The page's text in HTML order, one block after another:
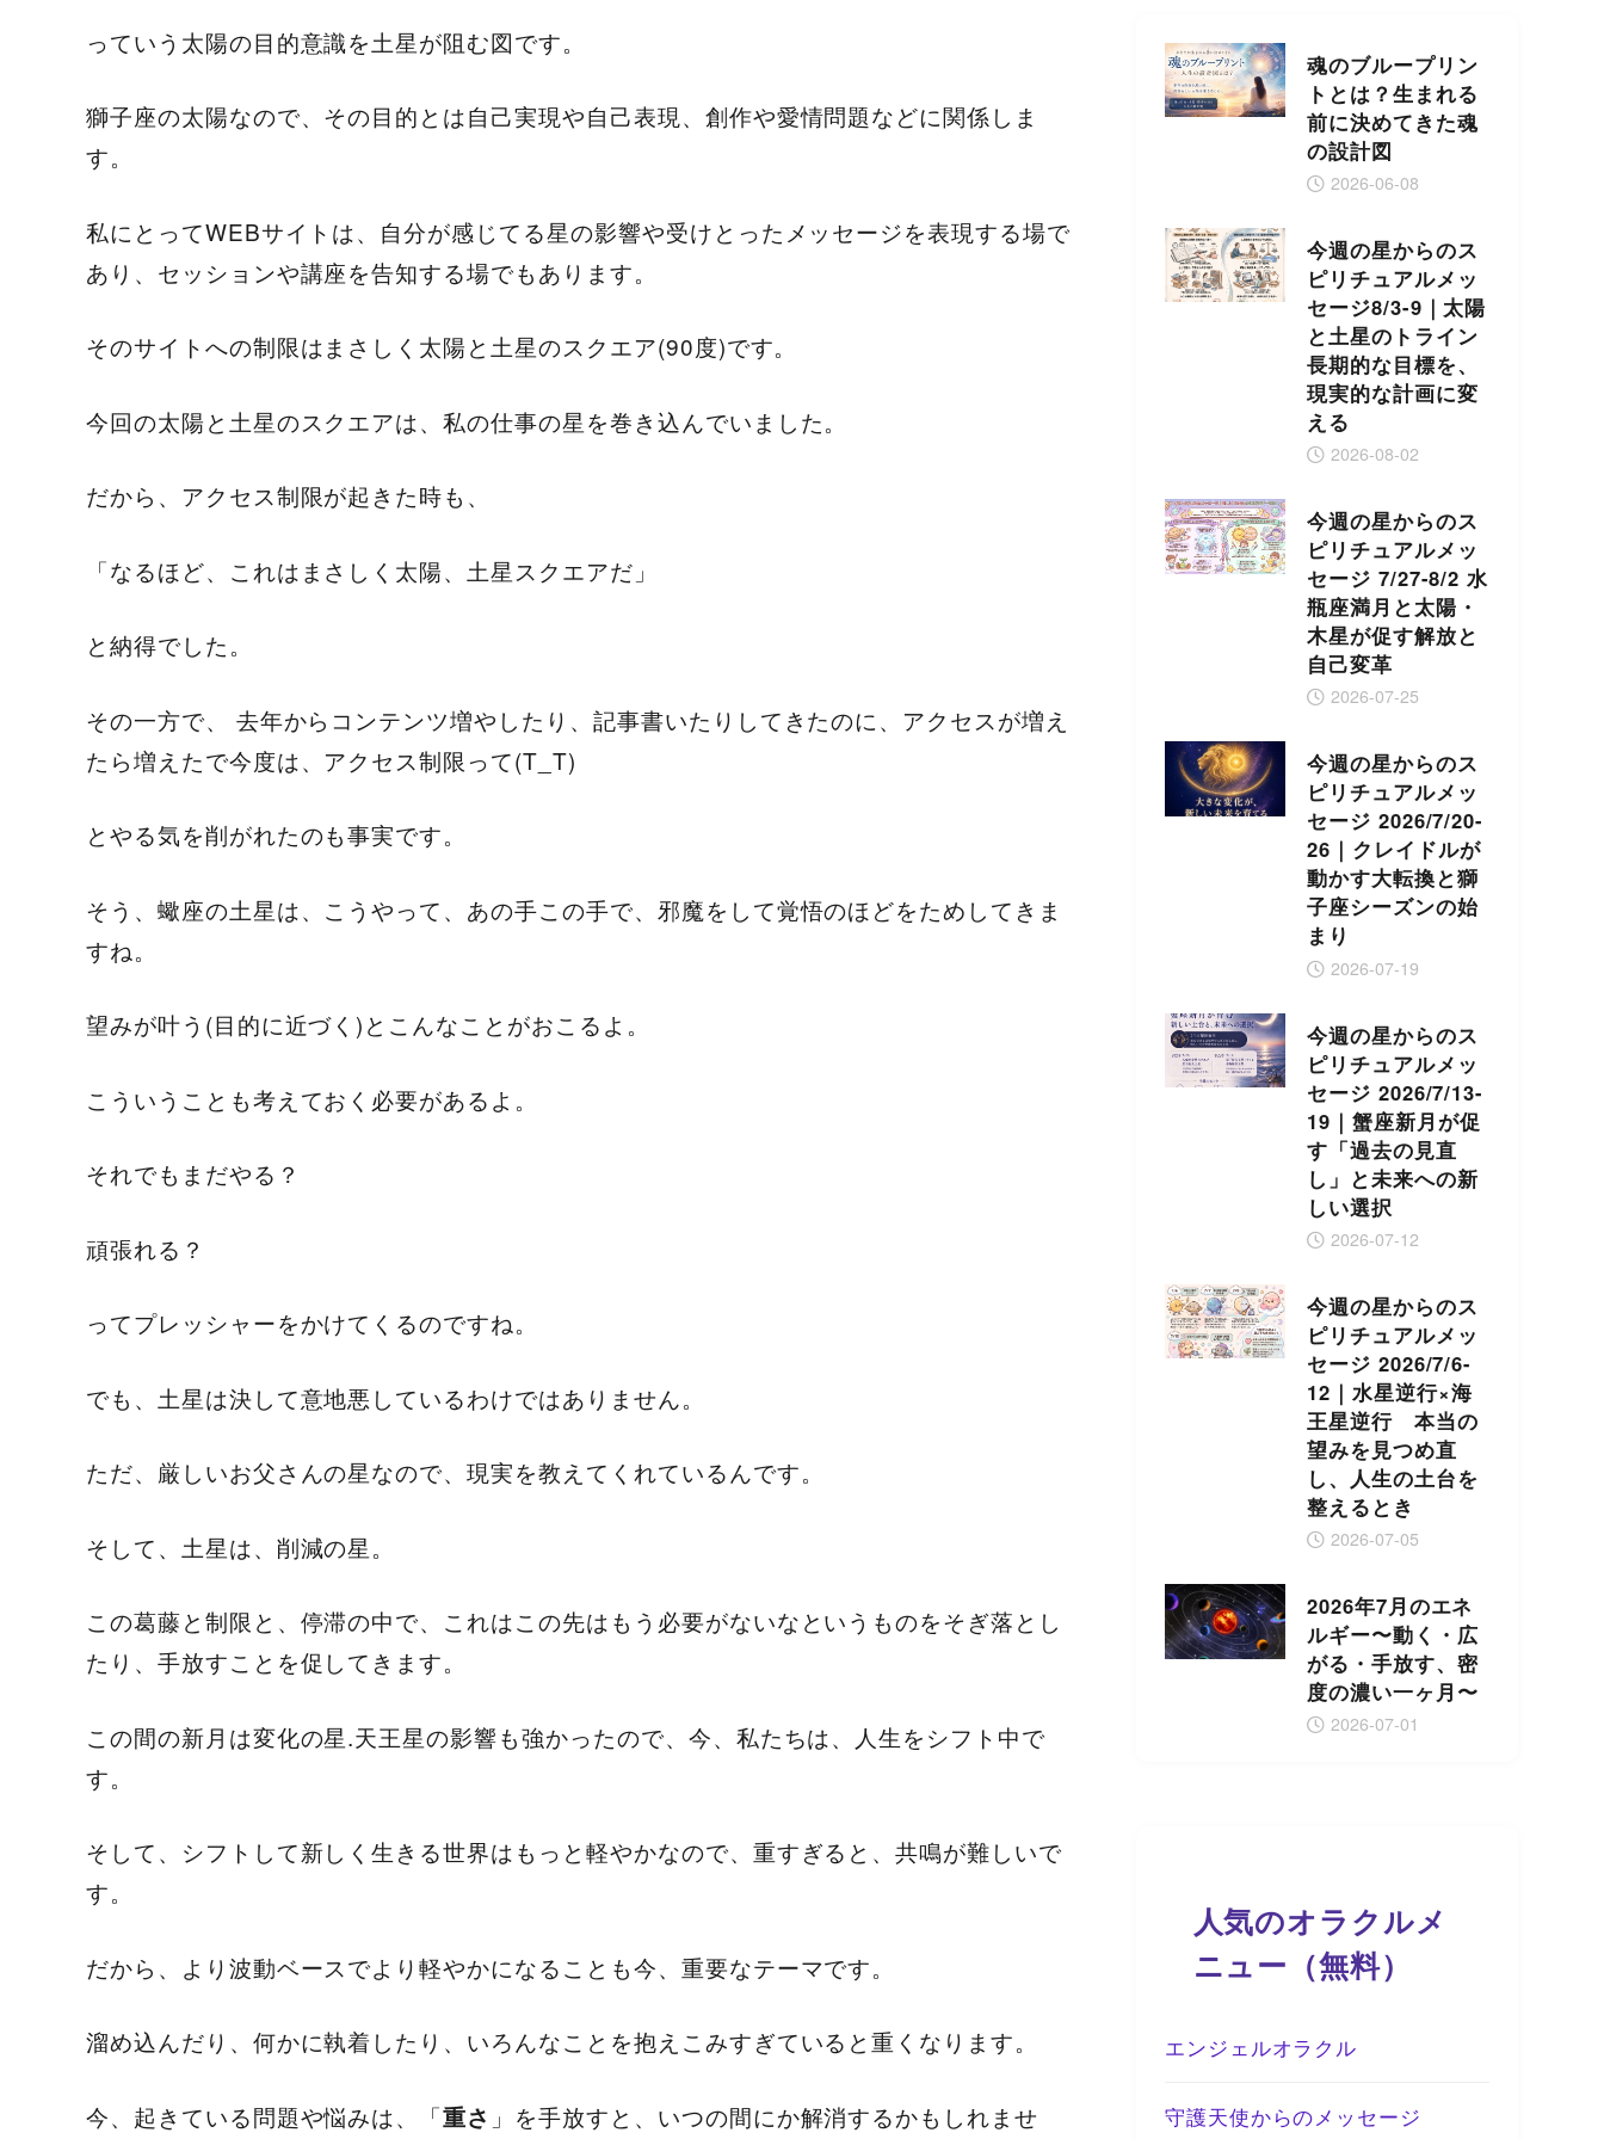
っていう太陽の目的意識を土星が阻む図です。
獅子座の太陽なので、その目的とは自己実現や自己表現、創作や愛情問題などに関係しま
す。
私にとってWEBサイトは、自分が感じてる星の影響や受けとったメッセージを表現する場で
あり、セッションや講座を告知する場でもあります。
そのサイトへの制限はまさしく太陽と土星のスクエア(90度)です。
今回の太陽と土星のスクエアは、私の仕事の星を巻き込んでいました。
だから、アクセス制限が起きた時も、
「なるほど、これはまさしく太陽、土星スクエアだ」
と納得でした。
その一方で、 去年からコンテンツ増やしたり、記事書いたりしてきたのに、アクセスが増え
たら増えたで今度は、アクセス制限って(T_T)
とやる気を削がれたのも事実です。
そう、蠍座の土星は、こうやって、あの手この手で、邪魔をして覚悟のほどをためしてきま
すね。
望みが叶う(目的に近づく)とこんなことがおこるよ。
こういうことも考えておく必要があるよ。
それでもまだやる？
頑張れる？
ってプレッシャーをかけてくるのですね。
でも、土星は決して意地悪しているわけではありません。
ただ、厳しいお父さんの星なので、現実を教えてくれているんです。
そして、土星は、削減の星。
この葛藤と制限と、停滞の中で、これはこの先はもう必要がないなというものをそぎ落とし
たり、手放すことを促してきます。
この間の新月は変化の星.天王星の影響も強かったので、今、私たちは、人生をシフト中で
す。
そして、シフトして新しく生きる世界はもっと軽やかなので、重すぎると、共鳴が難しいで
す。
だから、より波動ベースでより軽やかになることも今、重要なテーマです。
溜め込んだり、何かに執着したり、いろんなことを抱えこみすぎていると重くなります。
今、起きている問題や悩みは、「重さ 」を手放すと、いつの間にか解消するかもしれませ
魂のブループリン
トとは？生まれる
前に決めてきた魂
の設計図
2026-06-08
今週の星からのス
ピリチュアルメッ
セージ8/3-9｜太陽
と土星のトライン
長期的な目標を、
現実的な計画に変
える
2026-08-02
今週の星からのス
ピリチュアルメッ
セージ 7/27-8/2 水
瓶座満月と太陽・
木星が促す解放と
自己変革
2026-07-25
今週の星からのス
ピリチュアルメッ
セージ 2026/7/20-
26｜クレイドルが
動かす大転換と獅
子座シーズンの始
まり
2026-07-19
今週の星からのス
ピリチュアルメッ
セージ 2026/7/13-
19｜蟹座新月が促
す「過去の見直
し」と未来への新
しい選択
2026-07-12
今週の星からのス
ピリチュアルメッ
セージ 2026/7/6-
12｜水星逆行×海
王星逆行 本当の
望みを見つめ直
し、人生の土台を
整えるとき
2026-07-05
2026年7月のエネ
ルギー〜動く・広
がる・手放す、密
度の濃い一ヶ月〜
2026-07-01
人気のオラクルメ
ニュー（無料）
エンジェルオラクル
守護天使からのメッセージ